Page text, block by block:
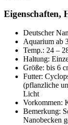
Eigenschaften,
Deutscher
Aquarium ab
Temp.: 24 –
Haltung:
Größe: bis 6
Futter:
(pflanzliche
Licht
Vorkommen:
Bemerkung:
Nanobecken